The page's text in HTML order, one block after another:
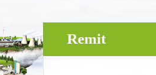
Remit